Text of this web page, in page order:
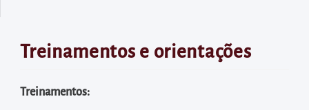
para
buscas
Treinamentos e orientações
Treinamentos: